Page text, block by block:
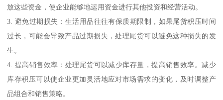
放这些资金，使企业能够地运用资金进行其他投资和经营活动。
3. 避免过期损失：生活用品往往有保质期限制，如果尾货积压时间
过长，可能会导致产品过期损失，处理尾货可以避免这种损失的发
生。
4. 提高销售效率：处理尾货可以减少库存量，提高销售效率。减少
库存积压可以使企业更加灵活地应对市场需求的变化，及时调整产
品组合和销售策略。